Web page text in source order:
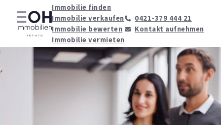
Immobilie finden
Immobilie verkaufen
Immobilie bewerten
Immobilie vermieten
0421-379 444 21
Kontakt aufnehmen